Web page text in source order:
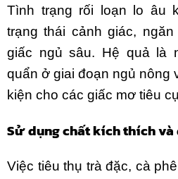
Tình trạng rối loạn lo âu
trạng thái cảnh giác,
giấc ngủ sâu. Hệ quả là
quẩn ở giai đoạn ngủ nông
kiện cho các giấc mơ tiêu
Sử dụng chất kích thích và
Việc tiêu thụ trà đặc, cà